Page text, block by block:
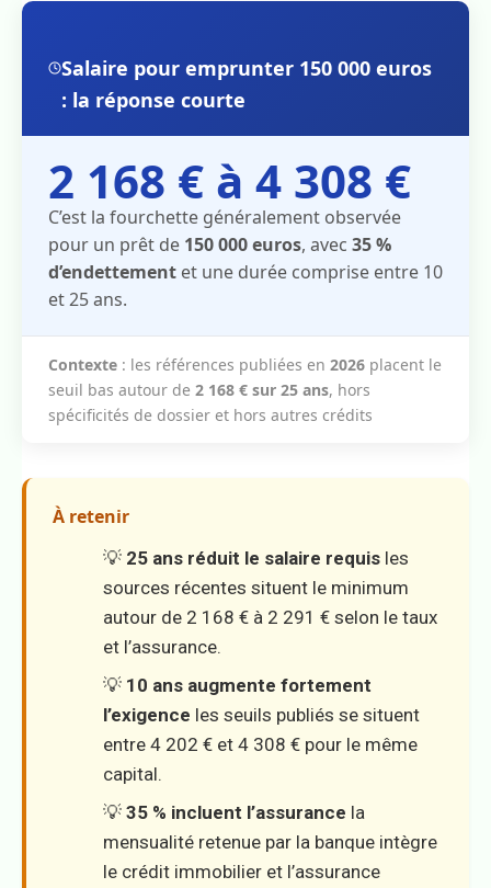
Salaire pour emprunter 150 000 euros
: la réponse courte
2 168 € à 4 308 €
C’est la fourchette généralement observée
pour un prêt de 150 000 euros, avec 35 %
d’endettement et une durée comprise entre 10
et 25 ans.
Contexte : les références publiées en 2026 placent le
seuil bas autour de 2 168 € sur 25 ans, hors
spécificités de dossier et hors autres crédits
À retenir
💡 25 ans réduit le salaire requis les
sources récentes situent le minimum
autour de 2 168 € à 2 291 € selon le taux
et l’assurance.
💡 10 ans augmente fortement
l’exigence les seuils publiés se situent
entre 4 202 € et 4 308 € pour le même
capital.
💡 35 % incluent l’assurance la
mensualité retenue par la banque intègre
le crédit immobilier et l’assurance